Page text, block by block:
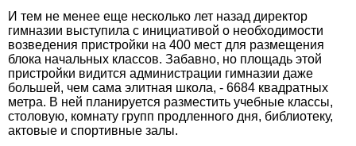
И тем не менее еще несколько лет назад директор
гимназии выступила с инициативой о необходимости
возведения пристройки на 400 мест для размещения
блока начальных классов. Забавно, но площадь этой
пристройки видится администрации гимназии даже
большей, чем сама элитная школа, - 6684 квадратных
метра. В ней планируется разместить учебные классы,
столовую, комнату групп продленного дня, библиотеку,
актовые и спортивные залы.